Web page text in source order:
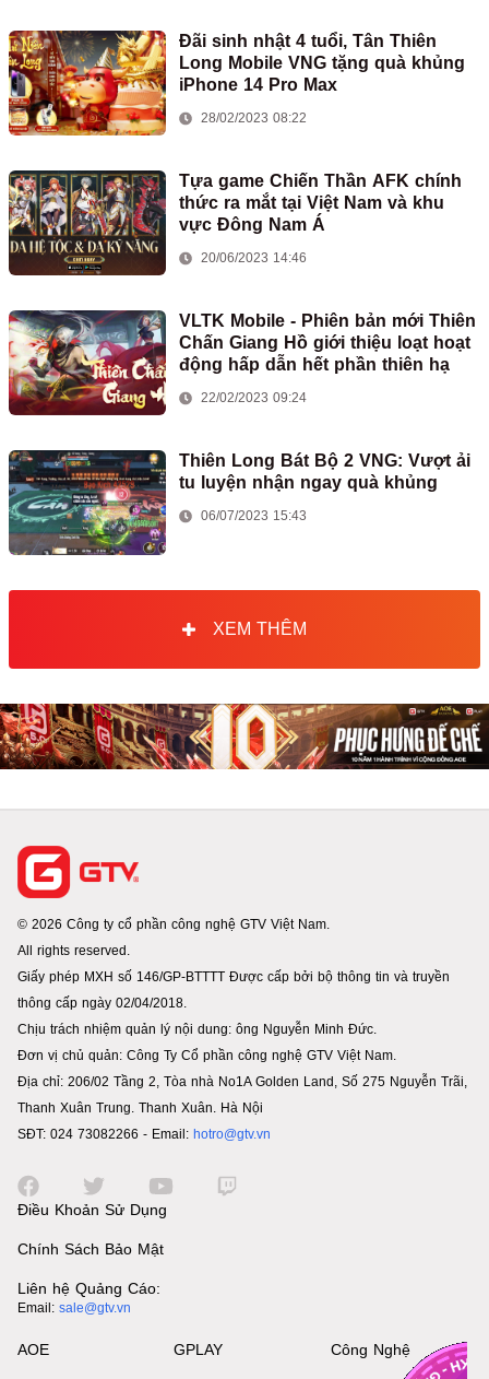
Đãi sinh nhật 4 tuổi, Tân Thiên
Long Mobile VNG tặng quà khủng
iPhone 14 Pro Max
28/02/2023 08:22
Tựa game Chiến Thần AFK chính
thức ra mắt tại Việt Nam và khu
vực Đông Nam Á
20/06/2023 14:46
VLTK Mobile - Phiên bản mới Thiên
Chấn Giang Hồ giới thiệu loạt hoạt
động hấp dẫn hết phần thiên hạ
22/02/2023 09:24
Thiên Long Bát Bộ 2 VNG: Vượt ải
tu luyện nhận ngay quà khủng
06/07/2023 15:43
XEM THÊM
© 2026 Công ty cổ phần công nghệ GTV Việt Nam.
All rights reserved.
Giấy phép MXH số 146/GP-BTTTT Được cấp bởi bộ thông tin và truyền
thông cấp ngày 02/04/2018.
Chịu trách nhiệm quản lý nội dung: ông Nguyễn Minh Đức.
Đơn vị chủ quản: Công Ty Cổ phần công nghệ GTV Việt Nam.
Địa chỉ: 206/02 Tầng 2, Tòa nhà No1A Golden Land, Số 275 Nguyễn Trãi,
Thanh Xuân Trung. Thanh Xuân. Hà Nội
SĐT: 024 73082266 - Email: hotro@gtv.vn
Điều Khoản Sử Dụng
Chính Sách Bảo Mật
Liên hệ Quảng Cáo:
Email: sale@gtv.vn
AOE GPLAY Công Nghệ